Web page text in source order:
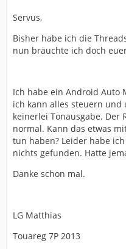
Servus,
Bisher habe ich die
nun bräuchte ich doch
Ich habe ein Android Auto
ich kann alles steuern und
keinerlei Tonausgabe. Der
normal. Kann das etwas
tun haben? Leider habe
nichts gefunden. Hatte
Danke schon mal.
LG Matthias
Touareg 7P 2013